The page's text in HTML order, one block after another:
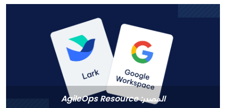
المصدر: AgileOps Resource‏